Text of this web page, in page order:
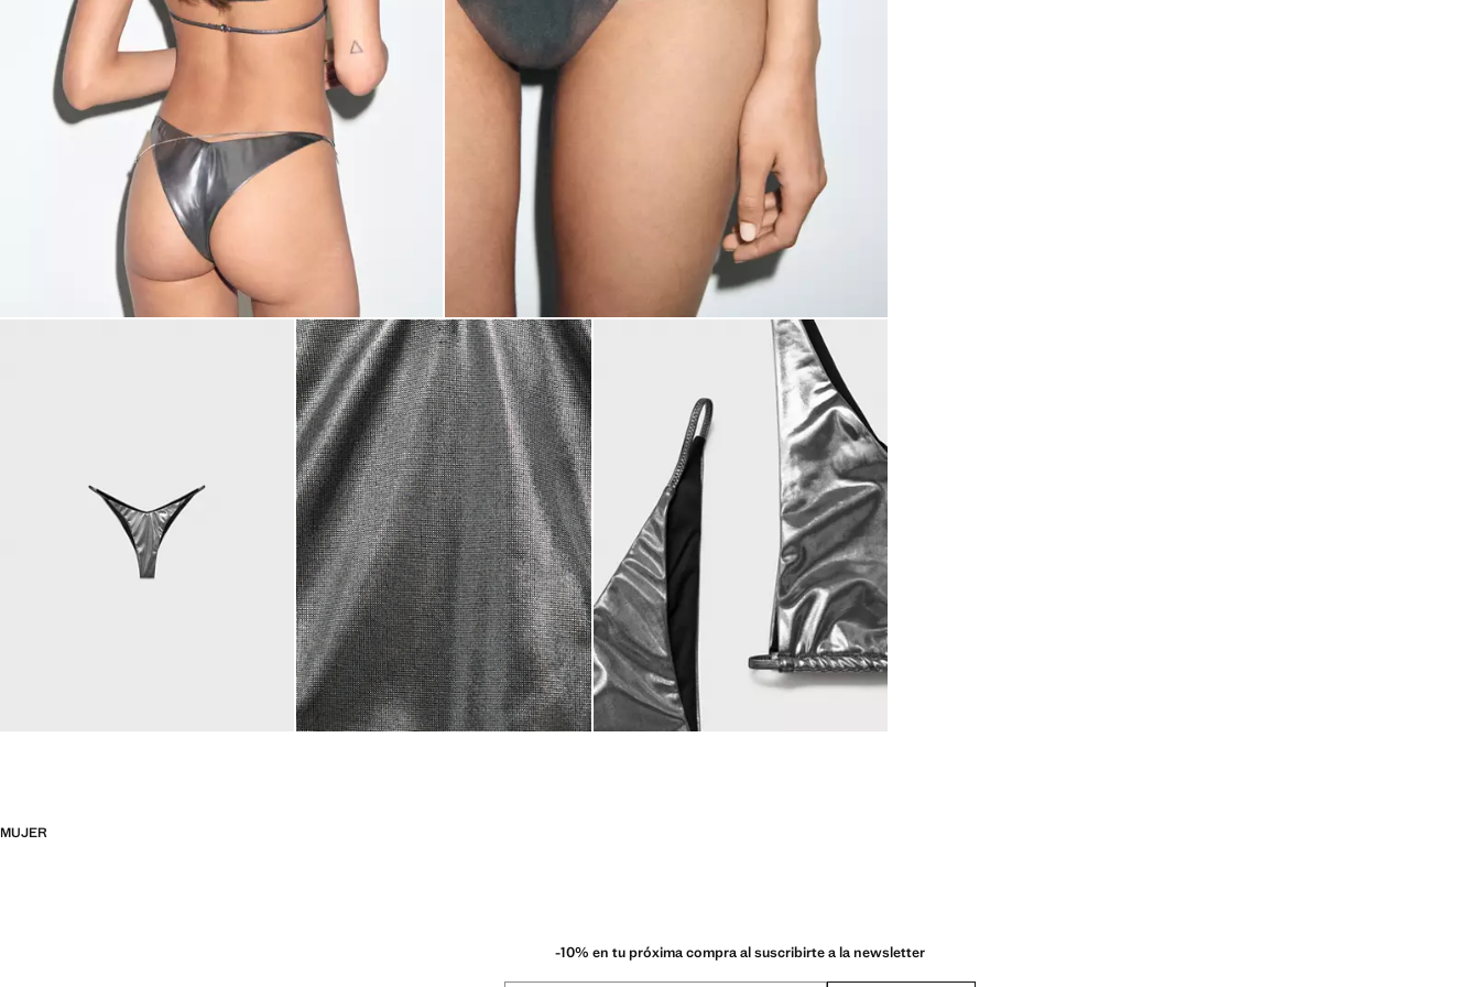
MUJER
-10% en tu próxima compra al suscribirte a la newsletter